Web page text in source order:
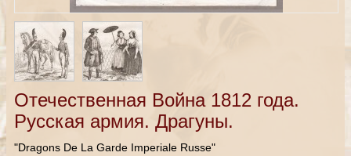
Отечественная Война 1812 года.
Русская армия. Драгуны.
"Dragons De La Garde Imperiale Russe"